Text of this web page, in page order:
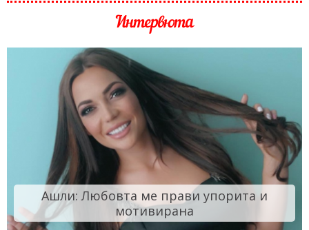
Интервюта
Ашли: Любовта ме прави упорита и
мотивирана